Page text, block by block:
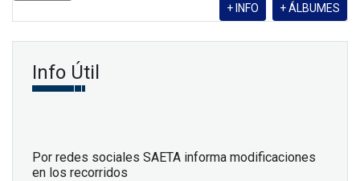
+ ÁLBUMES
+ INFO
Info Útil
Por redes sociales SAETA informa modificaciones
en los recorridos